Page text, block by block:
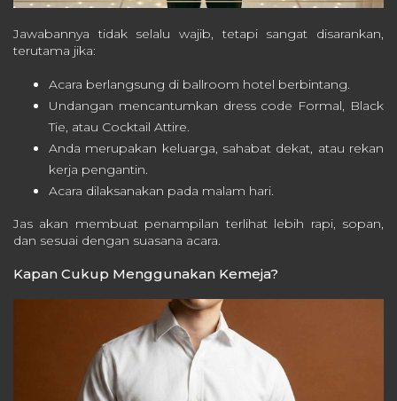
Jawabannya tidak selalu wajib, tetapi sangat disarankan,
terutama jika:
Acara berlangsung di ballroom hotel berbintang.
Undangan mencantumkan dress code Formal, Black
Tie, atau Cocktail Attire.
Anda merupakan keluarga, sahabat dekat, atau rekan
kerja pengantin.
Acara dilaksanakan pada malam hari.
Jas akan membuat penampilan terlihat lebih rapi, sopan,
dan sesuai dengan suasana acara.
Kapan Cukup Menggunakan Kemeja?